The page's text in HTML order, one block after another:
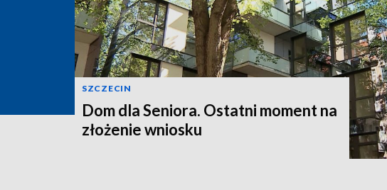
SZCZECIN
Dom dla Seniora. Ostatni moment na
złożenie wniosku